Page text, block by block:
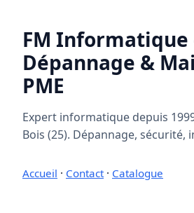
FM
Dépannage &
PME
Expert informatique depuis
Bois (25). Dépannage, sécurité,
Accueil · Contact· Catalogue